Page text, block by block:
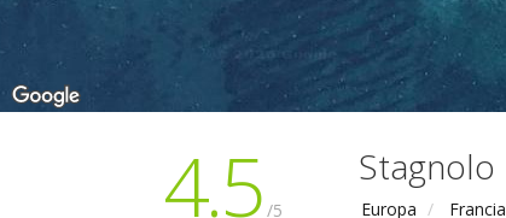
Stagnolo
Europa Francia
4.5 /5